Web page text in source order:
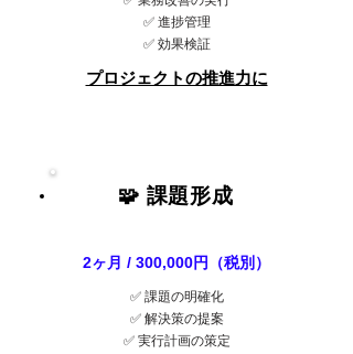
✅ 進捗管理
✅ 効果検証
プロジェクトの推進力に
2ヶ月 / 300,000円（税別）
✅ 課題の明確化
✅ 解決策の提案
✅ 実行計画の策定
🧩 課題形成